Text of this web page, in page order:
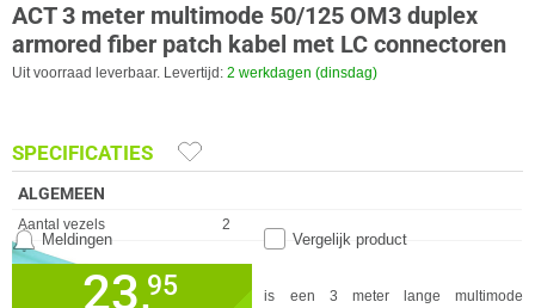
ACT 3 meter multimode 50/125 OM3 duplex
armored fiber patch kabel met LC connectoren
Uit voorraad leverbaar. Levertijd: 2 werkdagen (dinsdag)
De ACT glasvezel patch kabel is een 3 meter lange multimode
23,95
Vergelijk product
Meldingen
SPECIFICATIES
ALGEMEEN
Eigenschap Waarde
Aantal vezels
2
Buitendiameter